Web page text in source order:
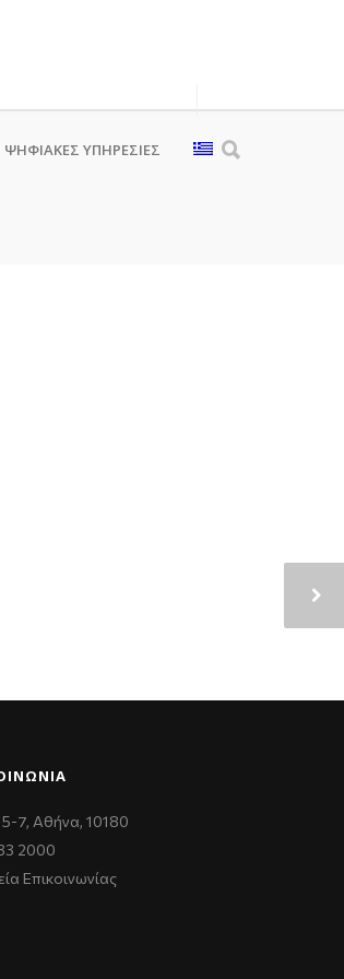
ΨΗΦΙΑΚΈΣ ΥΠΗΡΕΣΊΕΣ
5-7, Αθήνα, 10180
2000
Επικοινωνίας